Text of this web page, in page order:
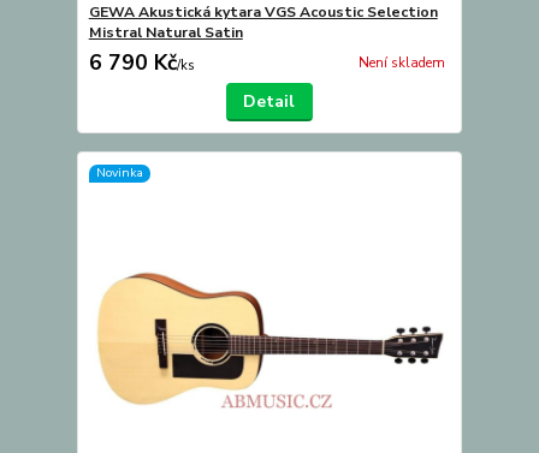
GEWA Akustická kytara VGS Acoustic Selection
Mistral Natural Satin
6 790 Kč/ks Není skladem
Detail
Novinka